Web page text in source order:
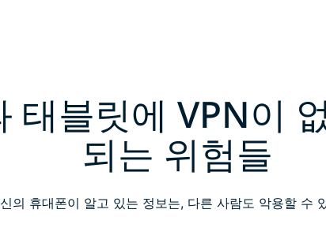
태블릿에 VPN이
되는 위험들
의 휴대폰이 알고 있는 정보는, 다른 사람도 악용할 수